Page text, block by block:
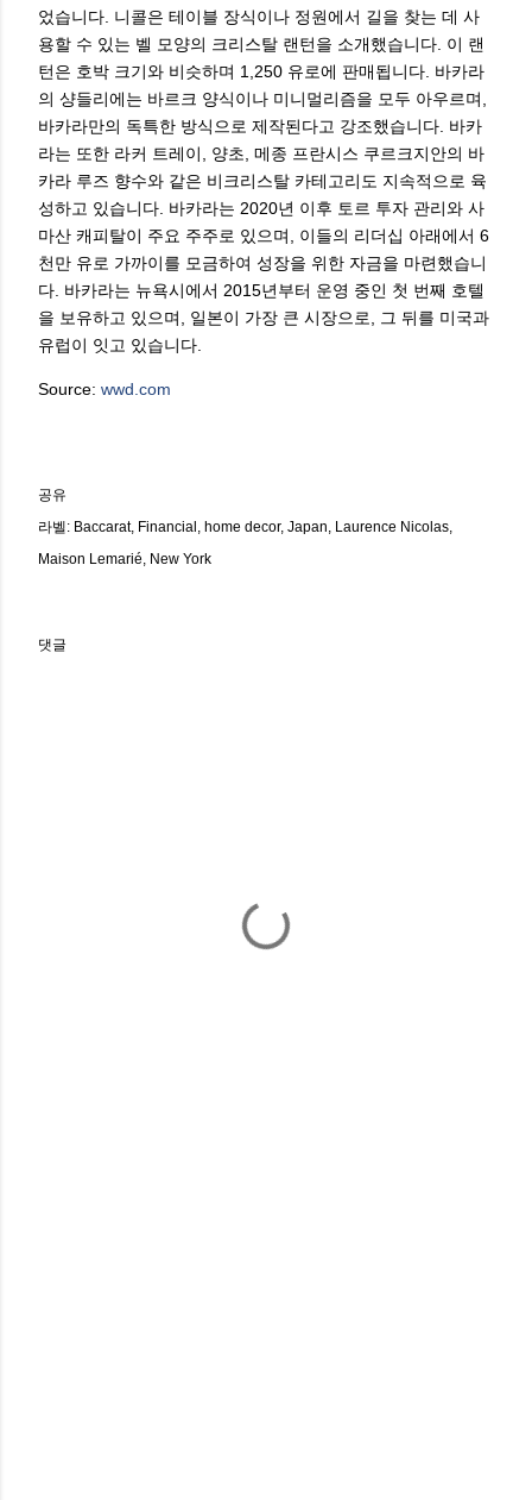
었습니다. 니콜은 테이블 장식이나 정원에서 길을 찾는 데 사
용할 수 있는 벨 모양의 크리스탈 랜턴을 소개했습니다. 이 랜
턴은 호박 크기와 비슷하며 1,250 유로에 판매됩니다. 바카라
의 샹들리에는 바르크 양식이나 미니멀리즘을 모두 아우르며,
바카라만의 독특한 방식으로 제작된다고 강조했습니다. 바카
라는 또한 라커 트레이, 양초, 메종 프란시스 쿠르크지안의 바
카라 루즈 향수와 같은 비크리스탈 카테고리도 지속적으로 육
성하고 있습니다. 바카라는 2020년 이후 토르 투자 관리와 사
마산 캐피탈이 주요 주주로 있으며, 이들의 리더십 아래에서 6
천만 유로 가까이를 모금하여 성장을 위한 자금을 마련했습니
다. 바카라는 뉴욕시에서 2015년부터 운영 중인 첫 번째 호텔
을 보유하고 있으며, 일본이 가장 큰 시장으로, 그 뒤를 미국과
유럽이 잇고 있습니다.
Source: wwd.com
공유
라벨: Baccarat Financial home decor Japan
Laurence Nicolas
Maison Lemarié
New York
댓글